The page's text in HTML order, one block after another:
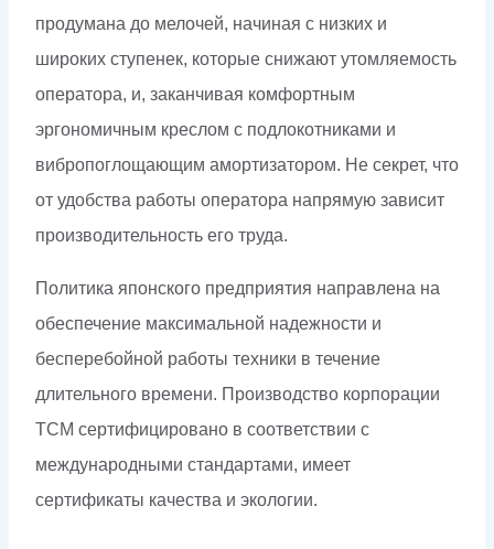
продумана до мелочей, начиная с низких и
широких ступенек, которые снижают утомляемость
оператора, и, заканчивая комфортным
эргономичным креслом с подлокотниками и
вибропоглощающим амортизатором. Не секрет, что
от удобства работы оператора напрямую зависит
производительность его труда.
Политика японского предприятия направлена на
обеспечение максимальной надежности и
бесперебойной работы техники в течение
длительного времени. Производство корпорации
ТСМ сертифицировано в соответствии с
международными стандартами, имеет
сертификаты качества и экологии.